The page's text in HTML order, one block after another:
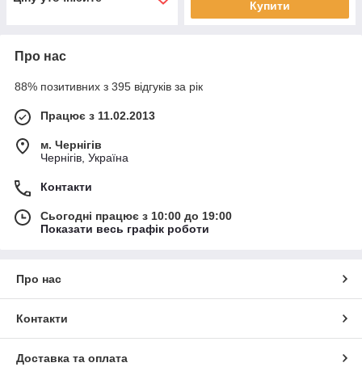
Купити
Про нас
88% позитивних з 395 відгуків за рік
Працює з 11.02.2013
м. Чернігів
Чернігів, Україна
Контакти
Сьогодні працює з 10:00 до 19:00
Показати весь графік роботи
Про нас
Контакти
Доставка та оплата